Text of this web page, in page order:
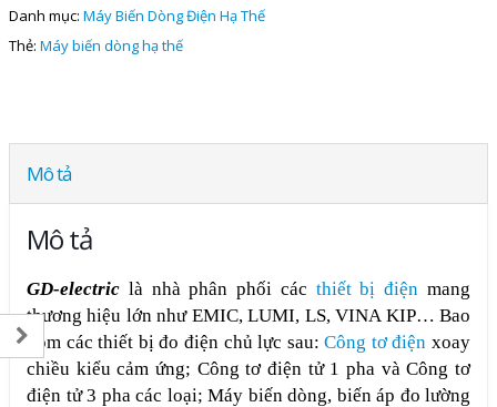
Danh mục: Máy Biến Dòng Điện Hạ Thế
Thẻ: Máy biến dòng hạ thế
Mô tả
Mô tả
GD-electric là nhà phân phối các thiết bị điện mang
thương hiệu lớn như EMIC, LUMI, LS, VINA KIP… Bao
gồm các thiết bị đo điện chủ lực sau:Công tơ điện xoay
chiều kiểu cảm ứng; Công tơ điện tử 1 pha và Công tơ
điện tử 3 pha các loại; Máy biến dòng, biến áp đo lường